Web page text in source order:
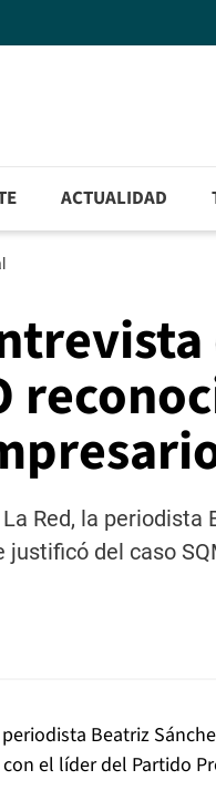
ACTUALIDAD
Red, la
justificó del caso
Beatriz
con el líder del Partido